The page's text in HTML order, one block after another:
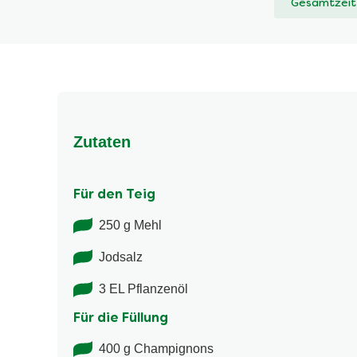
Gesamtzeit
Zutaten
Für den Teig
250 g Mehl
Jodsalz
3 EL Pflanzenöl
Für die Füllung
400 g Champignons